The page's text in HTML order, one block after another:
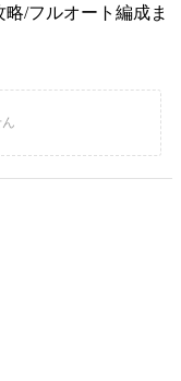
略/フルオート編成ま